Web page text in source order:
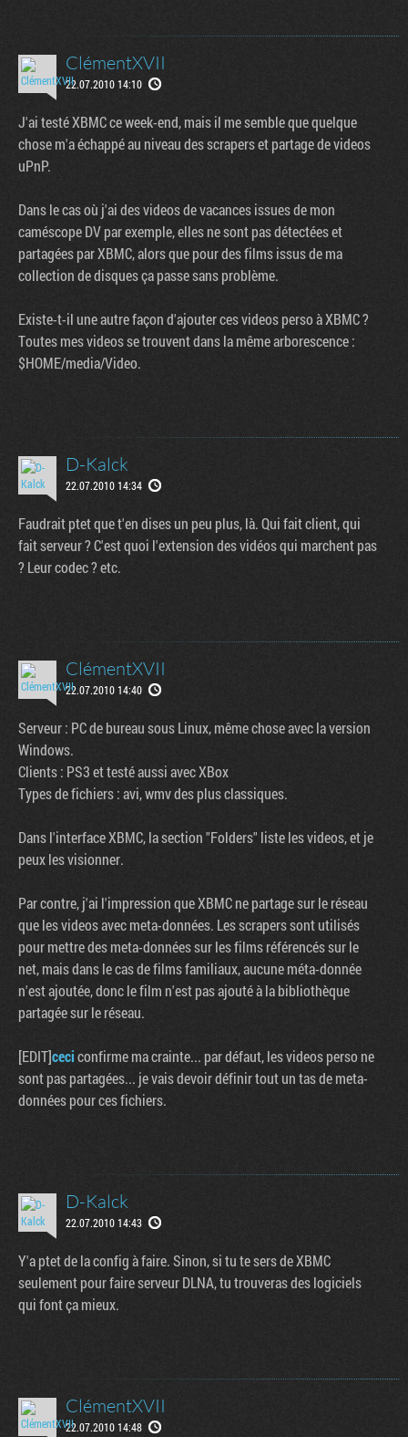
ClémentXVII
22.07.2010 14:10
J'ai testé XBMC ce week-end, mais il me semble que quelque
chose m'a échappé au niveau des scrapers et partage de videos
uPnP.
Dans le cas où j'ai des videos de vacances issues de mon
caméscope DV par exemple, elles ne sont pas détectées et
partagées par XBMC, alors que pour des films issus de ma
collection de disques ça passe sans problème.
Existe-t-il une autre façon d'ajouter ces videos perso à XBMC ?
Toutes mes videos se trouvent dans la même arborescence :
$HOME/media/Video.
D-Kalck
22.07.2010 14:34
Faudrait ptet que t'en dises un peu plus, là. Qui fait client, qui
fait serveur ? C'est quoi l'extension des vidéos qui marchent pas
? Leur codec ? etc.
ClémentXVII
22.07.2010 14:40
Serveur : PC de bureau sous Linux, même chose avec la version
Windows.
Clients : PS3 et testé aussi avec XBox
Types de fichiers : avi, wmv des plus classiques.
Dans l'interface XBMC, la section "Folders" liste les videos, et je
peux les visionner.
Par contre, j'ai l'impression que XBMC ne partage sur le réseau
que les videos avec meta-données. Les scrapers sont utilisés
pour mettre des meta-données sur les films référencés sur le
net, mais dans le cas de films familiaux, aucune méta-donnée
n'est ajoutée, donc le film n'est pas ajouté à la bibliothèque
partagée sur le réseau.
[EDIT]ceciconfirme ma crainte... par défaut, les videos perso ne
sont pas partagées... je vais devoir définir tout un tas de meta-
données pour ces fichiers.
D-Kalck
22.07.2010 14:43
Y'a ptet de la config à faire. Sinon, si tu te sers de XBMC
seulement pour faire serveur DLNA, tu trouveras des logiciels
qui font ça mieux.
ClémentXVII
22.07.2010 14:48